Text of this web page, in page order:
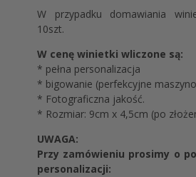
W przypadku domawiania
10szt.
W cenę winietki wliczone są:
* pełna personalizacja
* bigowanie (perfekcyjne
* Fotograficzna jakość.
* Rozmiar: 9cm x 4,5cm (po
UWAGA:
Przy zamówieniu prosimy o
personalizacji: